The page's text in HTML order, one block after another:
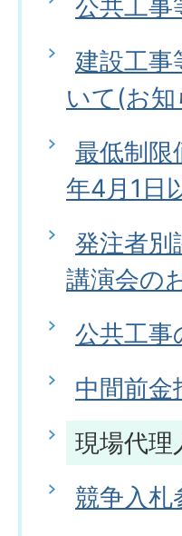
公共工事
建設工
いて(お知
最低制限
年4月1日
発注者別
講演会の
公共工事
中間前金
現場代理
競争入札